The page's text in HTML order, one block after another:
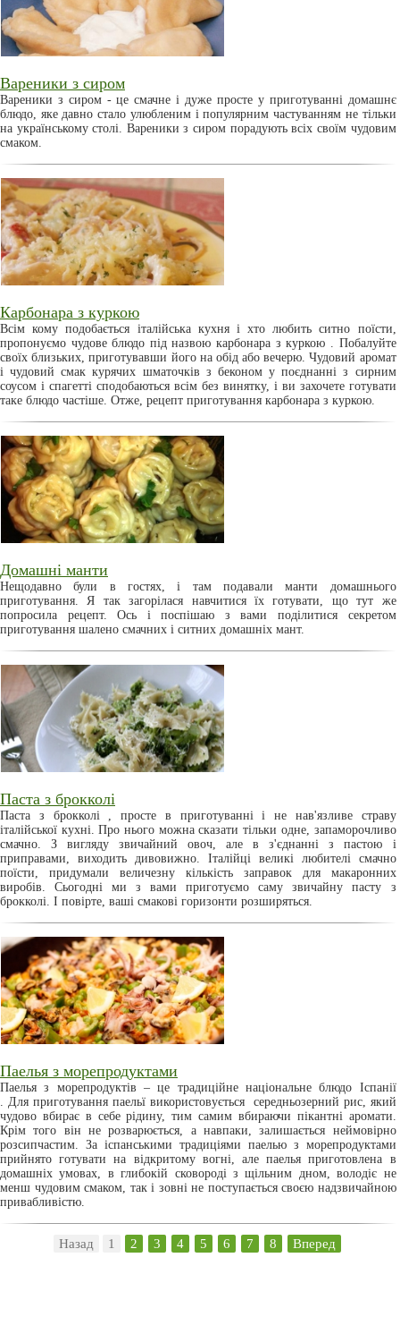
Вареники з сиром
Вареники з сиром - це смачне і дуже просте у приготуванні домашнє
блюдо, яке давно стало улюбленим і популярним частуванням не тільки
на українському столі. Вареники з сиром порадують всіх своїм чудовим
смаком.
Карбонара з куркою
Всім кому подобається італійська кухня і хто любить ситно поїсти,
пропонуємо чудове блюдо під назвою карбонара з куркою . Побалуйте
своїх близьких, приготувавши його на обід або вечерю. Чудовий аромат
і чудовий смак курячих шматочків з беконом у поєднанні з сирним
соусом і спагетті сподобаються всім без винятку, і ви захочете готувати
таке блюдо частіше. Отже, рецепт приготування карбонара з куркою.
Домашні манти
Нещодавно були в гостях, і там подавали манти домашнього
приготування. Я так загорілася навчитися їх готувати, що тут же
попросила рецепт. Ось і поспішаю з вами поділитися секретом
приготування шалено смачних і ситних домашніх мант.
Паста з брокколі
Паста з брокколі , просте в приготуванні і не нав'язливе страву
італійської кухні. Про нього можна сказати тільки одне, запаморочливо
смачно. З вигляду звичайний овоч, але в з'єднанні з пастою і
приправами, виходить дивовижно. Італійці великі любителі смачно
поїсти, придумали величезну кількість заправок для макаронних
виробів. Сьогодні ми з вами приготуємо саму звичайну пасту з
брокколі. І повірте, ваші смакові горизонти розширяться.
Паелья з морепродуктами
Паелья з морепродуктів – це традиційне національне блюдо Іспанії
. Для приготування паельї використовується середньозерний рис, який
чудово вбирає в себе рідину, тим самим вбираючи пікантні аромати.
Крім того він не розварюється, а навпаки, залишається неймовірно
розсипчастим. За іспанськими традиціями паелью з морепродуктами
прийнято готувати на відкритому вогні, але паелья приготовлена в
домашніх умовах, в глибокій сковороді з щільним дном, володіє не
менш чудовим смаком, так і зовні не поступається своєю надзвичайною
привабливістю.
Назад 1 2 3 4 5 6 7 8 Вперед